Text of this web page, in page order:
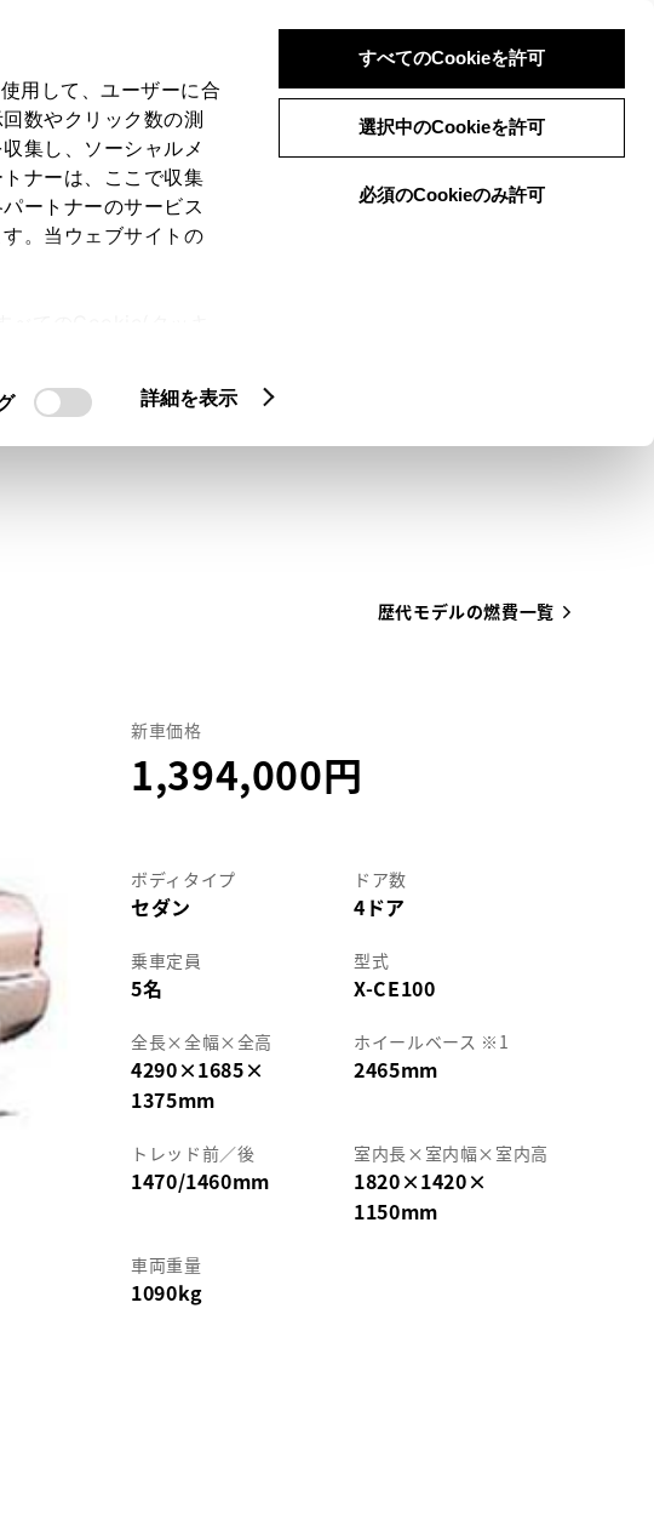
用して、ユーザーに合
数やクリック数の測
集し、ソーシャルメ
ナーは、ここで収集
ートナーのサービス
。当ウェブサイトの
詳細を表示
すべてのCookieを許可
選択中のCookieを許可
必須のCookieのみ許可
ログイン 検索 メニュー
メニュー
クルマ情報
歴代モデルの燃費一覧
新車価格
1,394,000
ボディタイプ
セダン
ドア数
4ドア
乗車定員
5名
型式
X-CE100
全長×全幅×全高
4290×1685×
1375mm
ホイールベース ※1
2465mm
トレッド前／後
1470/1460mm
室内長× 室内幅× 室内高
1820×1420×
1150mm
車両重量
1090kg